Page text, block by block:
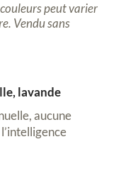
peut varier
Vendu sans
lavande
aucune